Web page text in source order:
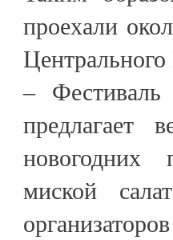
проехали
Центрального
–
предлагает
новогодних
миской